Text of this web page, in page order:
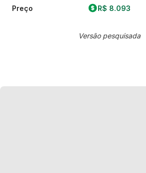
Preço R$ 8.093
Versão pesquisada